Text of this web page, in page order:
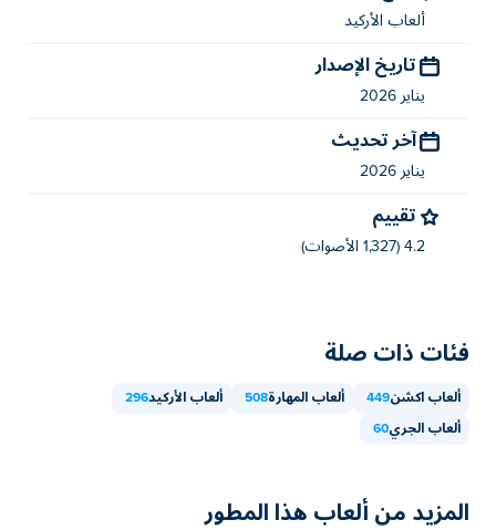
المحمولة وسطح المكتب؟
والأجهزة المحمولة مثل الهواتف والأجهزة اللوحية.
ألعاب الأركيد
تاريخ الإصدار
يناير 2026
آخر تحديث
يناير 2026
تقييم
4.2 (1,327 الأصوات)
فئات ذات صلة
ألعاب اكشن449 ألعاب المهارة508 ألعاب الأركيد296
ألعاب الجري60
المزيد من ألعاب هذا المطور